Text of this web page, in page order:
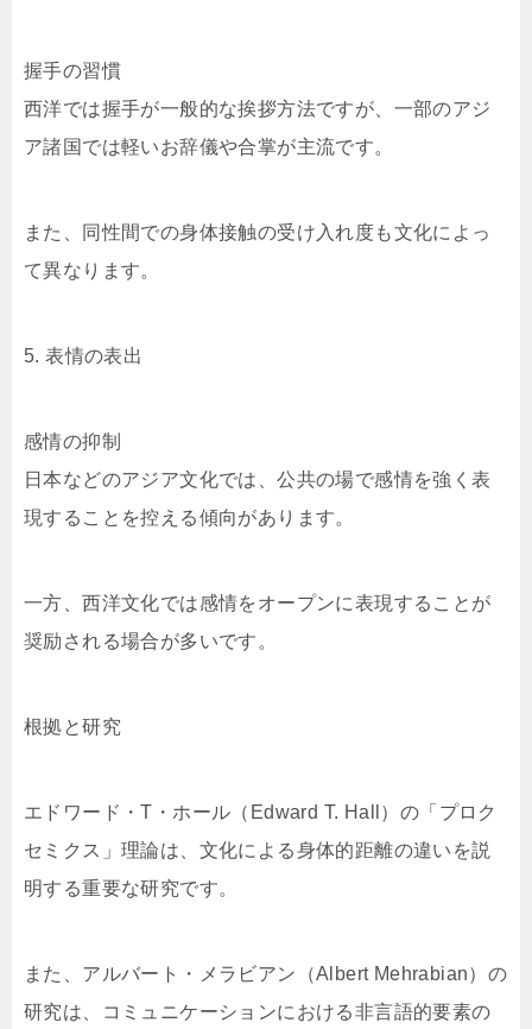
握手の習慣
西洋では握手が一般的な挨拶方法ですが、一部のアジ
ア諸国では軽いお辞儀や合掌が主流です。
また、同性間での身体接触の受け入れ度も文化によっ
て異なります。
5. 表情の表出
感情の抑制
日本などのアジア文化では、公共の場で感情を強く表
現することを控える傾向があります。
一方、西洋文化では感情をオープンに表現することが
奨励される場合が多いです。
根拠と研究
エドワード・T・ホール（Edward T. Hall）の「プロク
セミクス」理論は、文化による身体的距離の違いを説
明する重要な研究です。
また、アルバート・メラビアン（Albert Mehrabian）の
研究は、コミュニケーションにおける非言語的要素の